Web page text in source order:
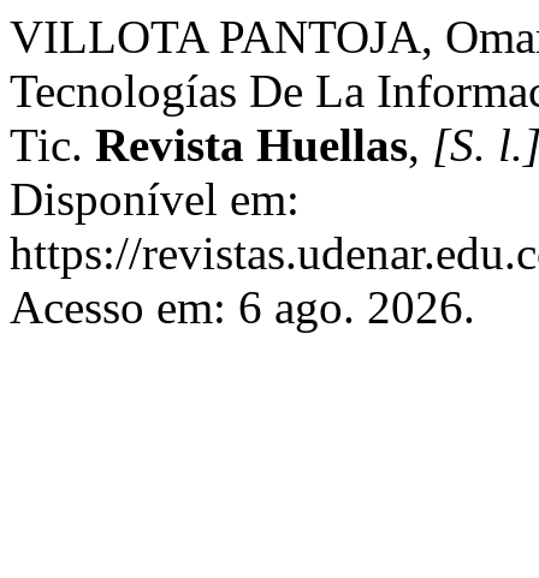
VILLOTA PANTOJA,
Tecnologías De La
Tic. Revista Huellas, [S.
Disponível em:
https://
Acesso em: 6 ago. 2026.